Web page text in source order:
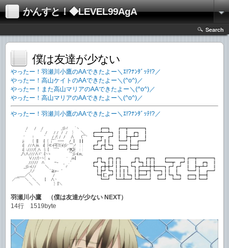
かんすと！◆LEVEL99AgA
Search
僕は友達が少ない
やったー！羽瀬川小鷹のAAできたよー＼ｴ!?ﾅﾝﾀﾞｯﾃ!?／
やったー！高山ケイトのAAできたよー＼(^o^)／
やったー！また高山マリアのAAできたよー＼(^o^)／
やったー！高山マリアのAAできたよー＼(^o^)／
やったー！羽瀬川小鷹のAAできたよー＼ｴ!?ﾅﾝﾀﾞｯﾃ!?／
羽瀬川小鷹 （僕は友達が少ない NEXT）
14行 1519byte